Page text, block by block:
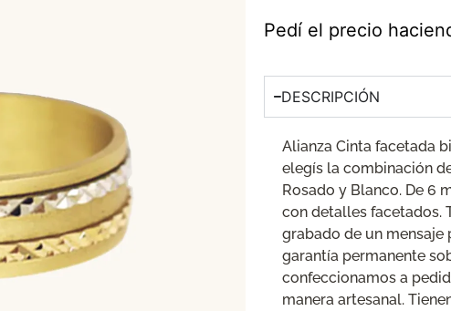
Pedí el precio
DESCRIPCIÓN
Alianza Cinta facetada
elegís la combinación
Rosado y Blanco. De 6
con detalles facetados.
grabado de un mensaje
garantía permanente
confeccionamos a
manera artesanal.